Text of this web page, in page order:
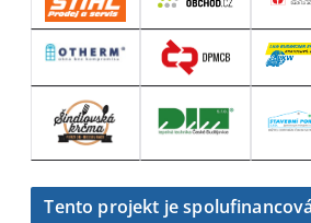
Tento projekt je